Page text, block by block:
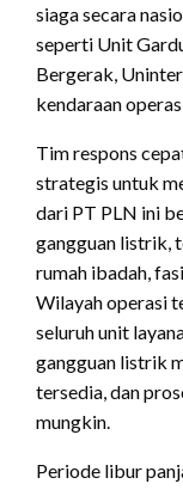
siaga secara
seperti Unit
Bergerak,
kendaraan
Tim respons
strategis untuk
dari PT PLN ini
gangguan listrik,
rumah ibadah,
Wilayah operasi
seluruh unit
gangguan listrik
tersedia, dan
mungkin.
Periode libur